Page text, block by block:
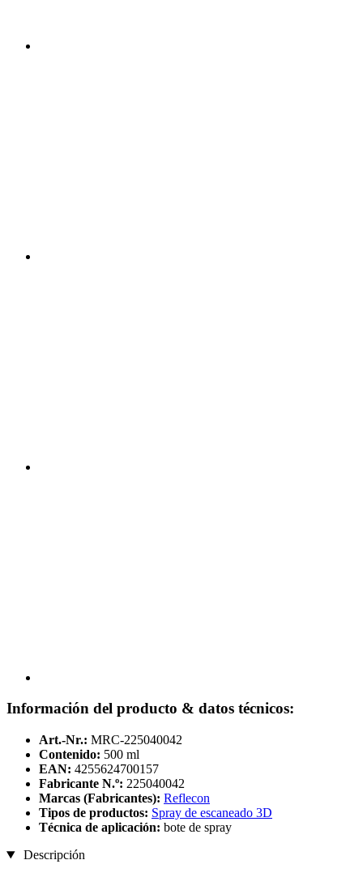
Información del producto & datos técnicos:
Art.-Nr.: MRC-225040042
Contenido: 500 ml
EAN: 4255624700157
Fabricante N.º: 225040042
Marcas (Fabricantes): Reflecon
Tipos de productos: Spray de escaneado 3D
Técnica de aplicación: bote de spray
Descripción